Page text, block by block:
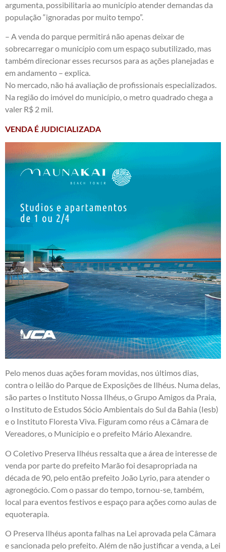
argumenta, possibilitaria ao município atender demandas da
população “ignoradas por muito tempo”.
– A venda do parque permitirá não apenas deixar de
sobrecarregar o município com um espaço subutilizado, mas
também direcionar esses recursos para as ações planejadas e
em andamento – explica.
No mercado, não há avaliação de profissionais especializados.
Na região do imóvel do município, o metro quadrado chega a
valer R$ 2 mil.
VENDA É JUDICIALIZADA
Pelo menos duas ações foram movidas, nos últimos dias,
contra o leilão do Parque de Exposições de Ilhéus. Numa delas,
são partes o Instituto Nossa Ilhéus, o Grupo Amigos da Praia,
o Instituto de Estudos Sócio Ambientais do Sul da Bahia (Iesb)
e o Instituto Floresta Viva. Figuram como réus a Câmara de
Vereadores, o Município e o prefeito Mário Alexandre.
O Coletivo Preserva Ilhéus ressalta que a área de interesse de
venda por parte do prefeito Marão foi desapropriada na
década de 90, pelo então prefeito João Lyrio, para atender o
agronegócio. Com o passar do tempo, tornou-se, também,
local para eventos festivos e espaço para ações como aulas de
equoterapia.
O Preserva Ilhéus aponta falhas na Lei aprovada pela Câmara
e sancionada pelo prefeito. Além de não justificar a venda, a Lei